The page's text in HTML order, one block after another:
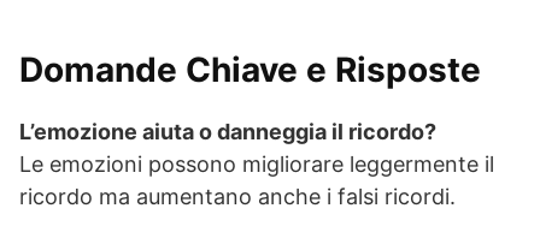
Domande Chiave e Risposte
L’emozione aiuta o danneggia il ricordo?
Le emozioni possono migliorare leggermente il
ricordo ma aumentano anche i falsi ricordi.